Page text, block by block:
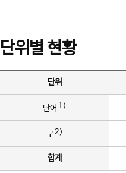
단위별 현황
단위
단어 1)
구2)
합계